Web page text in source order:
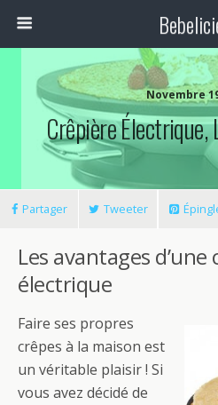
Novembre
Crêpière Électrique,
Partager Tweeter
Les avantages d’une
électrique
Faire ses propres
crêpes à la maison est
un véritable plaisir ! Si
vous avez décidé de